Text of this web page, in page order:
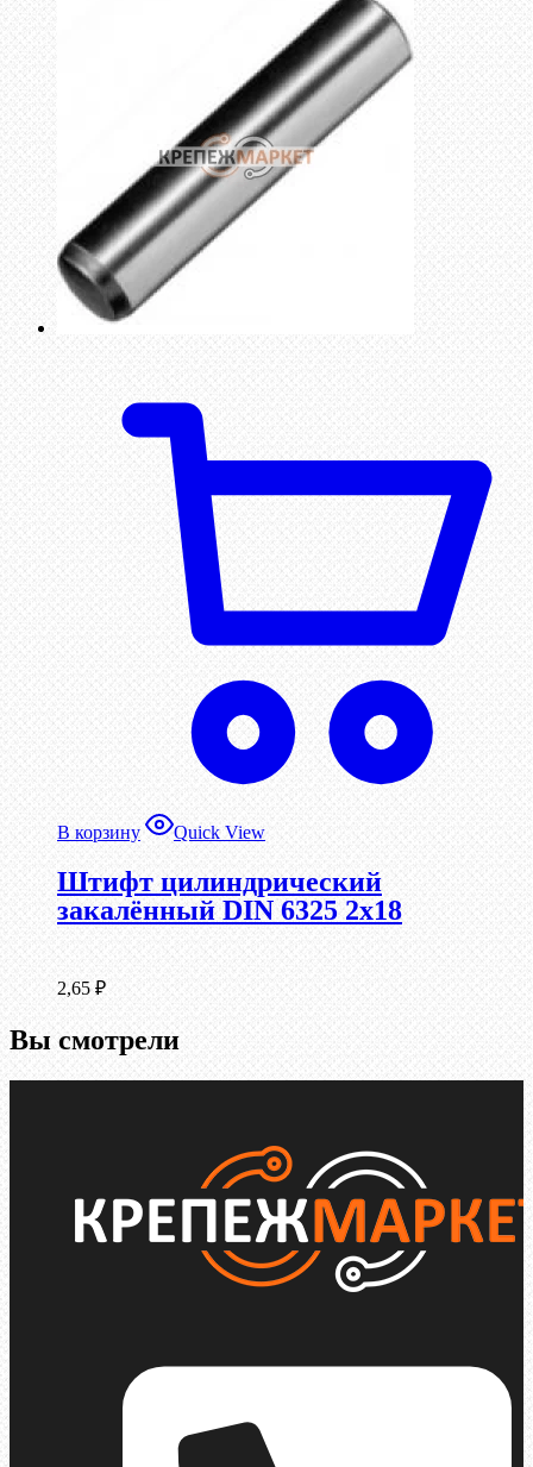
В корзину Quick View
Штифт цилиндрический
закалённый DIN 6325 2х18
2,65 ₽
Вы смотрели